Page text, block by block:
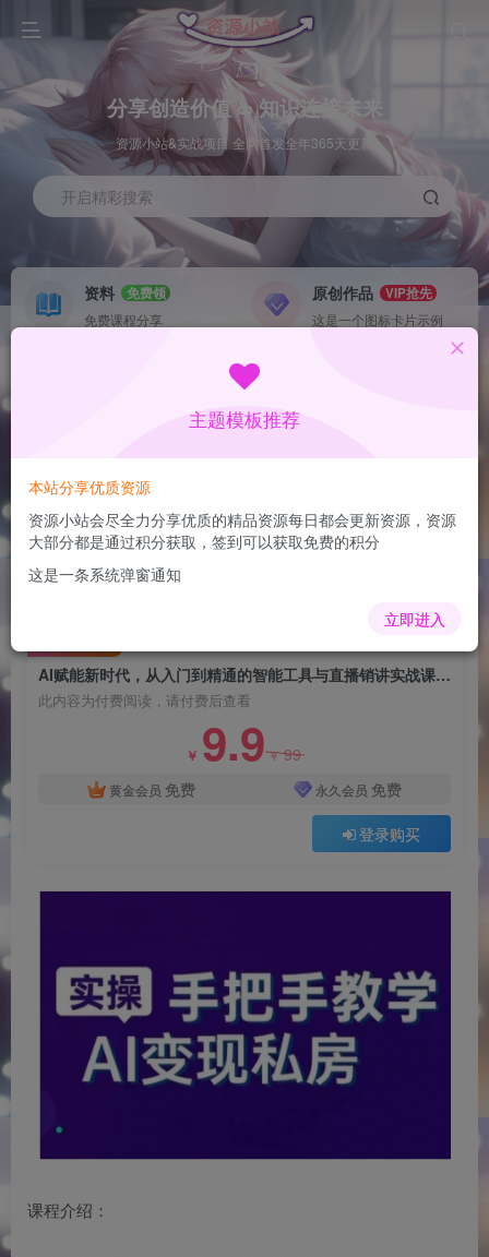
分享创造价值 ∞ 知识连接未来
资源小站&实战项目 全网首发全年365天更新
开启精彩搜索
资料
免费领
免费课程分享
原创作品
VIP抢先
这是一个图标卡片示例
AI赋能新时代，从入门到精通的智能工具与直播销
讲实战课，新手快速上手并成为直播高手
1年前更新
77
AI赋能新时代，从入门到精通的智能工具与直播销讲实战课，新手快速上手并成为直播高手
此内容为付费阅读，请付费后查看
￥ 9.9￥99
黄金会员 免费 永久会员 免费
登录购买
课程介绍：
主题模板推荐
本站分享优质资源
资源小站会尽全力分享优质的精品资源每日都会更新资源，资源
大部分都是通过积分获取，签到可以获取免费的积分
这是一条系统弹窗通知
立即进入